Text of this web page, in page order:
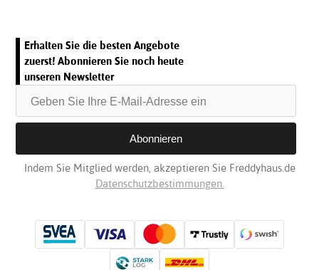
Erhalten Sie die besten Angebote
zuerst! Abonnieren Sie noch heute
unseren Newsletter
Indem Sie Mitglied werden, akzeptieren Sie Freddyhaus.de
Datenschutzbestimmungen.